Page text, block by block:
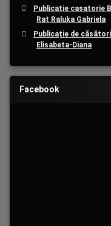
Publicatie casatorie
Rat Raluka Gabriela
Publicație de
Elisabeta-Diana
Facebook